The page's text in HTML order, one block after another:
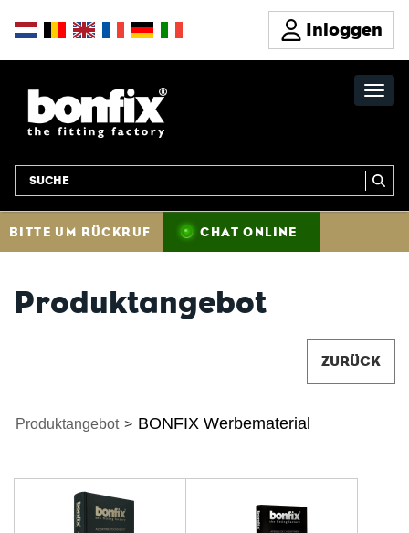
Inloggen
BITTE UM RÜCKRUF CHAT ONLINE
Produktangebot
ZURÜCK
Produktangebot > BONFIX Werbematerial